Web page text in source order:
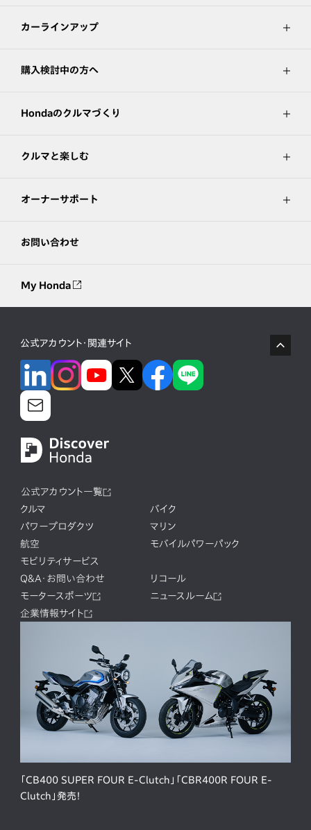
カーラインアップ
購入検討中の方へ
Hondaのクルマづくり
クルマと楽しむ
オーナーサポート
お問い合わせ
My Honda
公式アカウント・関連サイト
公式アカウント一覧
クルマ
バイク
パワープロダクツ
マリン
航空
モバイルパワーパック
モビリティサービス
Q&A・お問い合わせ
リコール
モータースポーツ
ニュースルーム
企業情報サイト
「CB400 SUPER FOUR E-Clutch」「CBR400R FOUR E-
Clutch」発売！